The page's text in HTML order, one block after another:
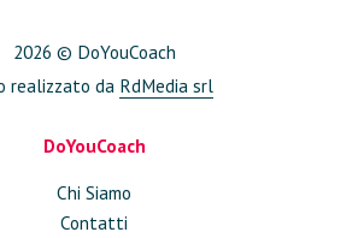
2026 © DoYouCoach
realizzato da RdMedia srl
DoYouCoach
Chi Siamo
Contatti